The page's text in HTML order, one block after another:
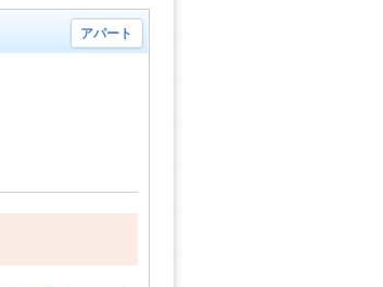
アパート